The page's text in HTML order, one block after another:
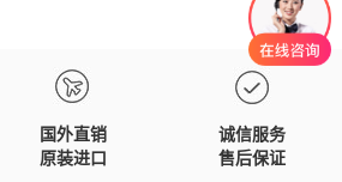
国外直销
原装进口
诚信服务
售后保证